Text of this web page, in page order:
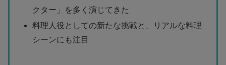
クター」を多く演じてきた
料理人役としての新たな挑戦と、リアルな料理
シーンにも注目